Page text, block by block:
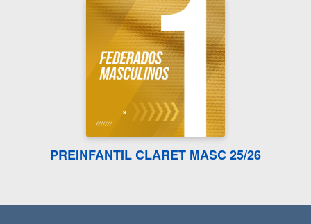
PREINFANTIL CLARET MASC 25/26